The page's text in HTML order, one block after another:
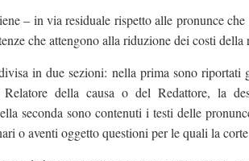
– in via residuale rispetto alle pronunce
che attengono alla riduzione dei costi
in due sezioni: nella prima sono
della causa o del Redattore, la
seconda sono contenuti i testi delle
o aventi oggetto questioni per le quali la